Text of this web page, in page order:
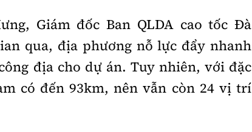
Camera giao thông
Câu chuyện giao thông
Lăng kính xây dựng
Giám đốc Ban QLDA cao tốc Đà
qua, địa phương nỗ lực đẩy nhanh
địa cho dự án. Tuy nhiên, với đặc
có đến 93km, nên vẫn còn 24 vị trí